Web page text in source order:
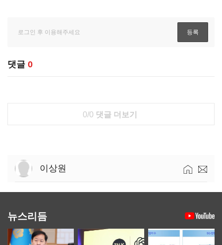
댓글 0
0/0 댓글 더보기
이상원
뉴스리듬